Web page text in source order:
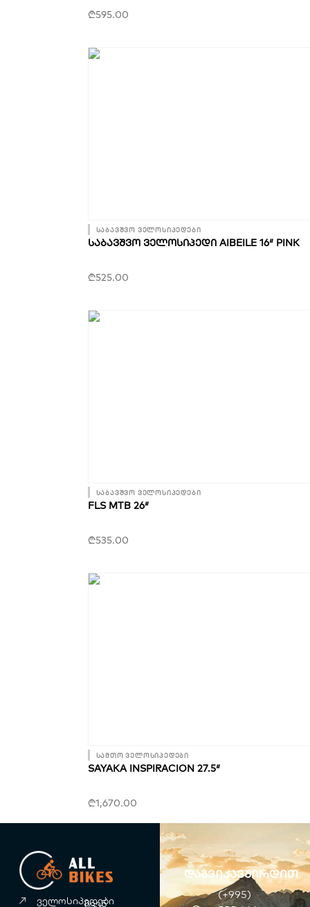
₾595.00
საბავშვო ველოსიპედები
ᲡᲐᲑᲐᲕᲨᲕᲝ ᲕᲔᲚᲝᲡᲘᲞᲔᲓᲘ AIBEILE 16″ PINK
₾525.00
საბავშვო ველოსიპედები
FLS MTB 26″
₾535.00
სამთო ველოსიპედები
SAYAKA INSPIRACION 27.5″
₾1,670.00
ველოსიპედები
ჩვენ
დაგვიკავშირდით
(+995)